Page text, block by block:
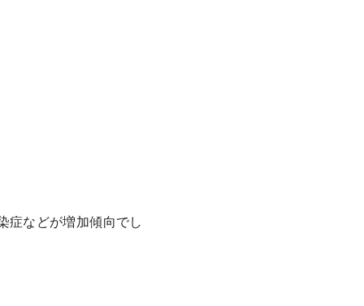
症などが増加傾向でし